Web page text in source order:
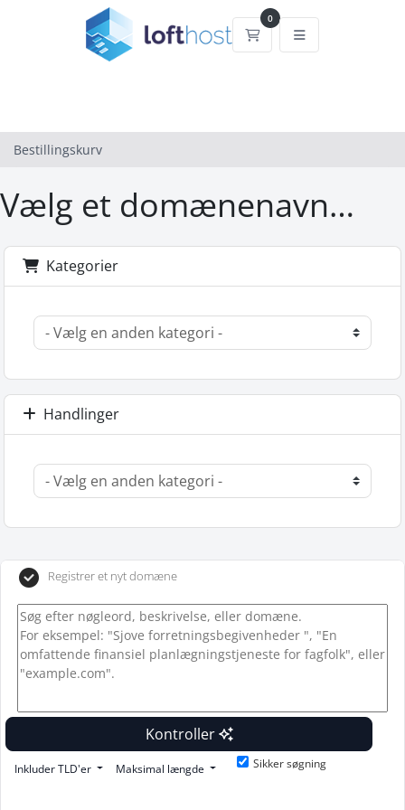
0
Bestillingskurv
Bestillingskurv
Vælg et domænenavn…
Kategorier
Handlinger
Registrer et nyt domæne
Kontroller
Inkluder TLD'er Maksimal længde Sikker søgning